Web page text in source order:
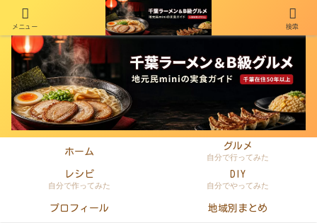
千葉在住50年以上のminiがラーメン・町中華・B級グルメを本音レビュー
ホーム
グルメ
自分で行ってみた
レシピ
自分で作ってみた
DIY
自分でやってみた
プロフィール 地域別まとめ
メニュー 検索